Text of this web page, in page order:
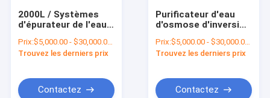
2000L / Systèmes
d'épurateur de l'eau
d'osmose d'inversion
de machine de plante
d'heure RO
Prix:$5,000.00 - $30,000.00/Sets
Trouvez les derniers prix
Contactez
Purificateur d'eau
d'osmose d'inversion
l'eau de la machine
7.5w d'usine d'eau de
Prix:$5,000.00 - $30,000.00/Sets
Trouvez les derniers prix
Contactez